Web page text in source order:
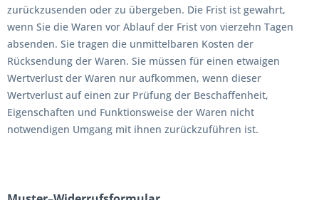
zurückzusenden oder zu übergeben. Die Frist ist gewahrt,
wenn Sie die Waren vor Ablauf der Frist von vierzehn Tagen
absenden. Sie tragen die unmittelbaren Kosten der
Rücksendung der Waren. Sie müssen für einen etwaigen
Wertverlust der Waren nur aufkommen, wenn dieser
Wertverlust auf einen zur Prüfung der Beschaffenheit,
Eigenschaften und Funktionsweise der Waren nicht
notwendigen Umgang mit ihnen zurückzuführen ist.